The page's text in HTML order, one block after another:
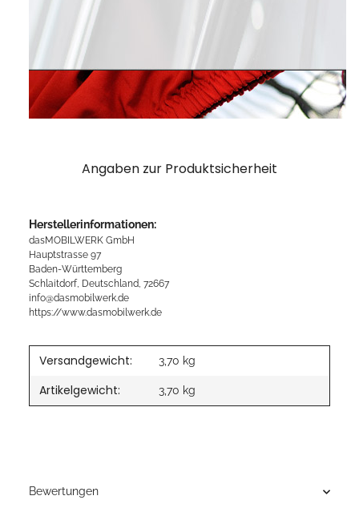
Angaben zur Produktsicherheit
Herstellerinformationen:
dasMOBILWERK GmbH
Hauptstrasse 97
Baden-Württemberg
Schlaitdorf, Deutschland, 72667
info@dasmobilwerk.de
https://www.dasmobilwerk.de
Versandgewicht: 3,70 kg
Artikelgewicht: 3,70 kg
Bewertungen